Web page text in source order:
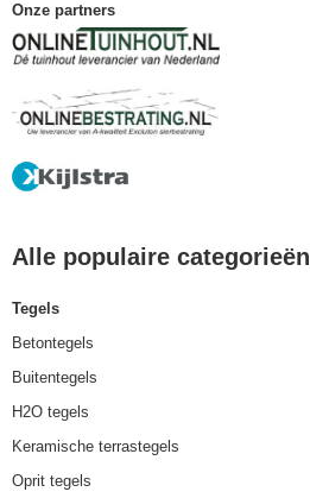
Onze partners
Alle populaire categorieën
Tegels
Betontegels
Buitentegels
H2O tegels
Keramische terrastegels
Oprit tegels